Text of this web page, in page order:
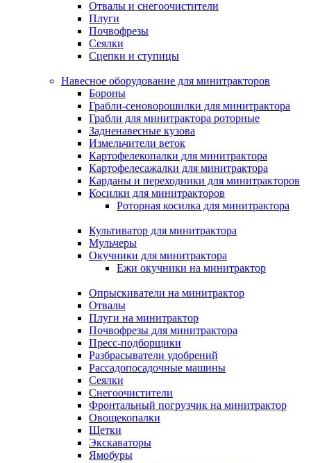
Отвалы и снегоочистители
Плуги
Почвофрезы
Сеялки
Сцепки и ступицы
Навесное оборудование для минитракторов
Бороны
Грабли-сеноворошилки для минитрактора
Грабли для минитрактора роторные
Задненавесные кузова
Измельчители веток
Картофелекопалки для минитрактора
Картофелесажалки для минитрактора
Карданы и переходники для минитракторов
Косилки для минитракторов
Роторная косилка для минитрактора
Культиватор для минитрактора
Мульчеры
Окучники для минитрактора
Ежи окучники на минитрактор
Опрыскиватели на минитрактор
Отвалы
Плуги на минитрактор
Почвофрезы для минитрактора
Пресс-подборщики
Разбрасыватели удобрений
Рассадопосадочные машины
Сеялки
Снегоочистители
Фронтальный погрузчик на минитрактор
Овощекопалки
Щетки
Экскаваторы
Ямобуры